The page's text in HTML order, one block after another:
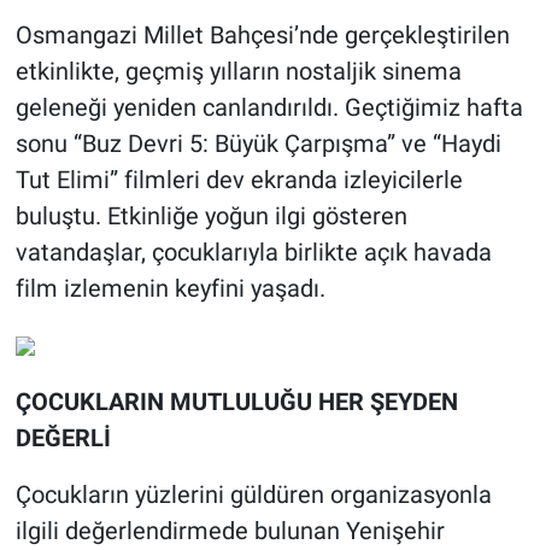
Osmangazi Millet Bahçesi’nde gerçekleştirilen
etkinlikte, geçmiş yılların nostaljik sinema
geleneği yeniden canlandırıldı. Geçtiğimiz hafta
sonu “Buz Devri 5: Büyük Çarpışma” ve “Haydi
Tut Elimi” filmleri dev ekranda izleyicilerle
buluştu. Etkinliğe yoğun ilgi gösteren
vatandaşlar, çocuklarıyla birlikte açık havada
film izlemenin keyfini yaşadı.
ÇOCUKLARIN MUTLULUĞU HER ŞEYDEN
DEĞERLİ
Çocukların yüzlerini güldüren organizasyonla
ilgili değerlendirmede bulunan Yenişehir